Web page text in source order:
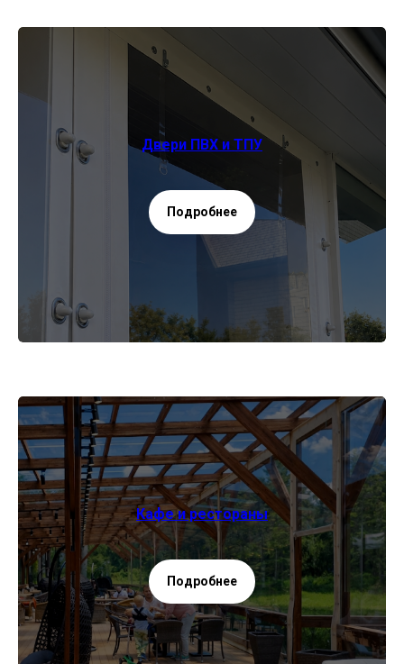
Двери ПВХ и ТПУ
Подробнее
Кафе и рестораны
Подробнее